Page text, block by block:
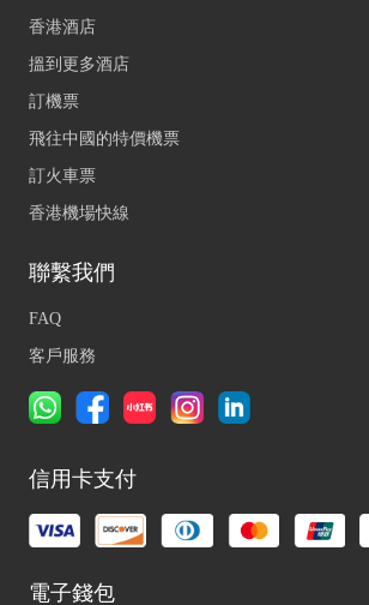
香港酒店
搵到更多酒店
訂機票
飛往中國的特價機票
訂火車票
香港機場快線
聯繫我們
FAQ
客戶服務
信用卡支付
電子錢包